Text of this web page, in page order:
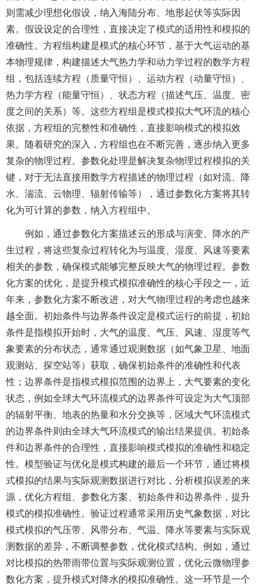
则需减少理想化假设，纳入海陆分布、地形起伏等实际因
素。假设设定的合理性，直接决定了模式的适用性和模拟的
准确性。方程组构建是模式的核心环节，基于大气运动的基
本物理规律，构建描述大气热力学和动力学过程的数学方程
组，包括连续方程（质量守恒）、运动方程（动量守恒）、
热力学方程（能量守恒）、状态方程（描述气压、温度、密
度之间的关系）等。这些方程组是模式模拟大气环流的核心
依据，方程组的完整性和准确性，直接影响模式的模拟效
果。随着研究的深入，方程组也在不断完善，逐步纳入更多
复杂的物理过程。参数化处理是解决复杂物理过程模拟的关
键，对于无法直接用数学方程描述的物理过程（如对流、降
水、湍流、云物理、辐射传输等），通过参数化方案将其转
化为可计算的参数，纳入方程组中。
例如，通过参数化方案描述云的形成与演变、降水的产
生过程，将这些复杂过程转化为与温度、湿度、风速等要素
相关的参数，确保模式能够完整反映大气的物理过程。参数
化方案的优化，是提升模式模拟准确性的核心手段之一，近
年来，参数化方案不断改进，对大气物理过程的考虑也越来
越全面。初始条件与边界条件设定是模式运行的前提，初始
条件是指模拟开始时，大气的温度、气压、风速、湿度等气
象要素的分布状态，通常通过观测数据（如气象卫星、地面
观测站、探空站等）获取，确保初始条件的准确性和代表
性；边界条件是指模式模拟范围的边界上，大气要素的变化
状态，例如全球大气环流模式的边界条件可设定为大气顶部
的辐射平衡、地表的热量和水分交换等，区域大气环流模式
的边界条件则由全球大气环流模式的输出结果提供。初始条
件和边界条件的合理性，直接影响模式模拟的准确性和稳定
性。模型验证与优化是模式构建的最后一个环节，通过将模
式模拟的结果与实际观测数据进行对比，分析模拟误差的来
源，优化方程组、参数化方案、初始条件和边界条件，提升
模式的模拟准确性。验证过程通常采用历史气象数据，对比
模式模拟的气压带、风带分布、气温、降水等要素与实际观
测数据的差异，不断调整参数，优化模式结构。例如，通过
对比模拟的热带雨带位置与实际观测位置，优化云微物理参
数化方案，提升模式对降水的模拟准确性。这一环节是一个